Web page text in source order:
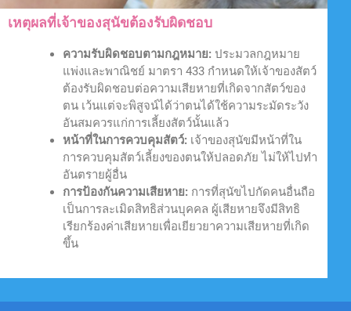
เหตุผลที่เจ้าของสุนัขต้องรับผิดชอบ
ความรับผิดชอบตามกฎหมาย: ประมวลกฎหมาย
แพ่งและพาณิชย์ มาตรา 433 กำหนดให้เจ้าของสัตว์
ต้องรับผิดชอบต่อความเสียหายที่เกิดจากสัตว์ของ
ตน เว้นแต่จะพิสูจน์ได้ว่าตนได้ใช้ความระมัดระวัง
อันสมควรแก่การเลี้ยงสัตว์นั้นแล้ว
หน้าที่ในการควบคุมสัตว์: เจ้าของสุนัขมีหน้าที่ใน
การควบคุมสัตว์เลี้ยงของตนให้ปลอดภัย ไม่ให้ไปทำ
อันตรายผู้อื่น
การป้องกันความเสียหาย: การที่สุนัขไปกัดคนอื่นถือ
เป็นการละเมิดสิทธิส่วนบุคคล ผู้เสียหายจึงมีสิทธิ
เรียกร้องค่าเสียหายเพื่อเยียวยาความเสียหายที่เกิด
ขึ้น